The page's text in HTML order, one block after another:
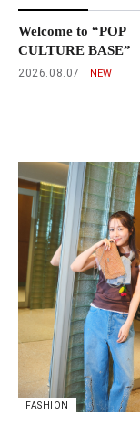
Welcome to “POP
CULTURE BASE”
2026.08.07
FASHION